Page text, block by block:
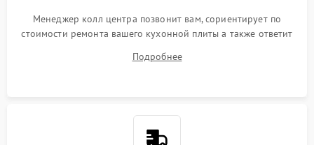
Менеджер колл центра позвонит вам, сориентирует по
стоимости ремонта вашего кухонной плиты а также ответит
Подробнее